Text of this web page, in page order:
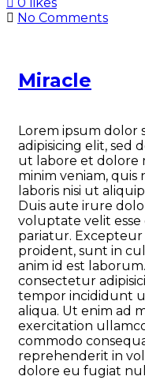
No Comments
Miracle
Lorem ipsum dolor
adipisicing elit, sed
ut labore et dolore
minim veniam,
laboris nisi ut
Duis aute irure
voluptate velit
pariatur.
proident, sunt in
anim id est
consectetur
tempor incididunt
aliqua. Ut enim ad
exercitation
commodo
reprehenderit in
dolore eu fugiat